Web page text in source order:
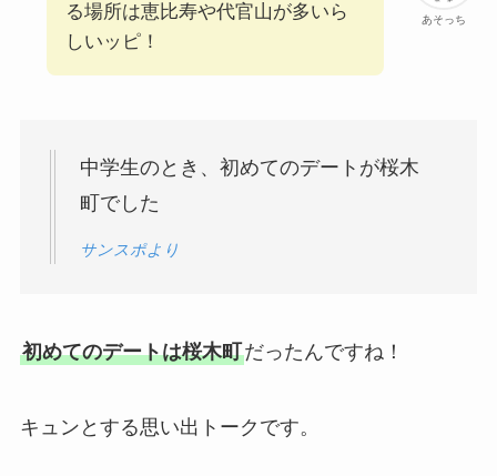
あそっち
る場所は恵比寿や代官山が多いら
しいッピ！
中学生のとき、初めてのデートが桜木
町でした
サンスポより
初めてのデートは桜木町だったんですね！
キュンとする思い出トークです。